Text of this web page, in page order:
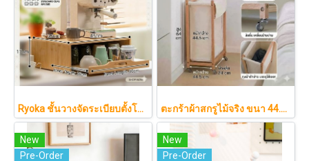
Ryoka ชั้นวางจัดระเบียบตั้งโต๊ะ 2 ชั้น สไตล์มินิมอล-ญี่ปุ่น ลิ้นชักเลื่อน ลิ้นชักเก็บแก้ว วัสดุไม้ธรรมชาติ ไม่ต้องประกอบ ประหยัดพื้นที่เคาน์เตอร์ ตะกร้าผ้าสกรูไม้จริง ขนา 44.5cm รุ่น KAWA Minimalist สไตล์ญี่ปุ่นเคลื่อนที่ได้ มีล้อเลื่อน (KAWA)
New
Pre-Order
New
Pre-Order